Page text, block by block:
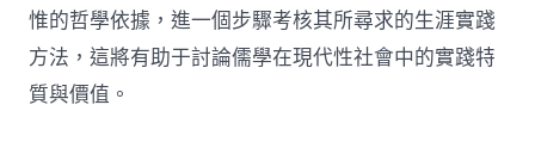
惟的哲學依據，進一個步驟考核其所尋求的生涯實踐
方法，這將有助于討論儒學在現代性社會中的實踐特
質與價值。